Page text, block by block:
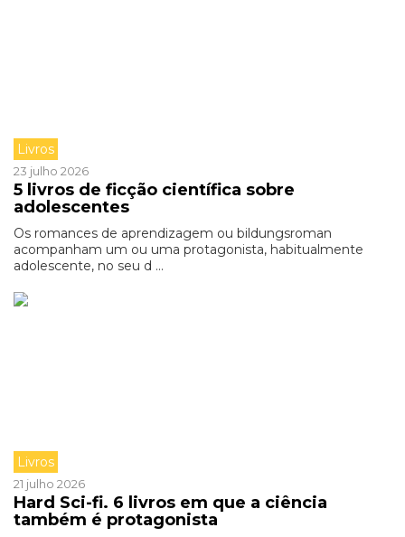
Livros
23 julho 2026
5 livros de ficção científica sobre
adolescentes
Os romances de aprendizagem ou bildungsroman
acompanham um ou uma protagonista, habitualmente
adolescente, no seu d ...
Livros
21 julho 2026
Hard Sci-fi. 6 livros em que a ciência
também é protagonista